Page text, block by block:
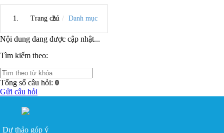
Trang chủ Danh mục
Nội dung đang được cập nhật...
Tìm kiếm theo:
Tổng số câu hỏi: 0
Gửi câu hỏi
Dự thảo góp ý